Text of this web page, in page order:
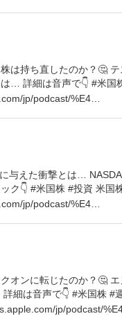
は持ち直したのか？🤔
… 詳細は音声で👇 #米国
jp/podcast/%E4…
与えた衝撃とは…
ク👇 #米国株 #投資 米国
jp/podcast/%E4…
オンに転じたのか？🤔
細は音声で👇 #米国株 #
jp/podcast/